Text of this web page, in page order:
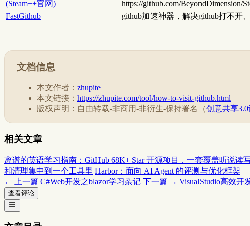
(Steam++官网)
https://github.com/BeyondDimension/
FastGithub
github加速神器，解决github打不开
文档信息
本文作者： zhupite
本文链接： https://zhupite.com/tool/how-to-visit-github.html
版权声明：自由转载-非商用-非衍生-保持署名（创意共享
相关文章
离谱的英语学习指南：GitHub 68K+ Star 开源项目，一套覆盖听说读
和清理集中到一个工具里 Harbor：面向 AI Agent 的评测与优化框架
← 上一篇 C#Web开发之blazor学习杂记 下一篇 → VisualStudio高效开
查看评论